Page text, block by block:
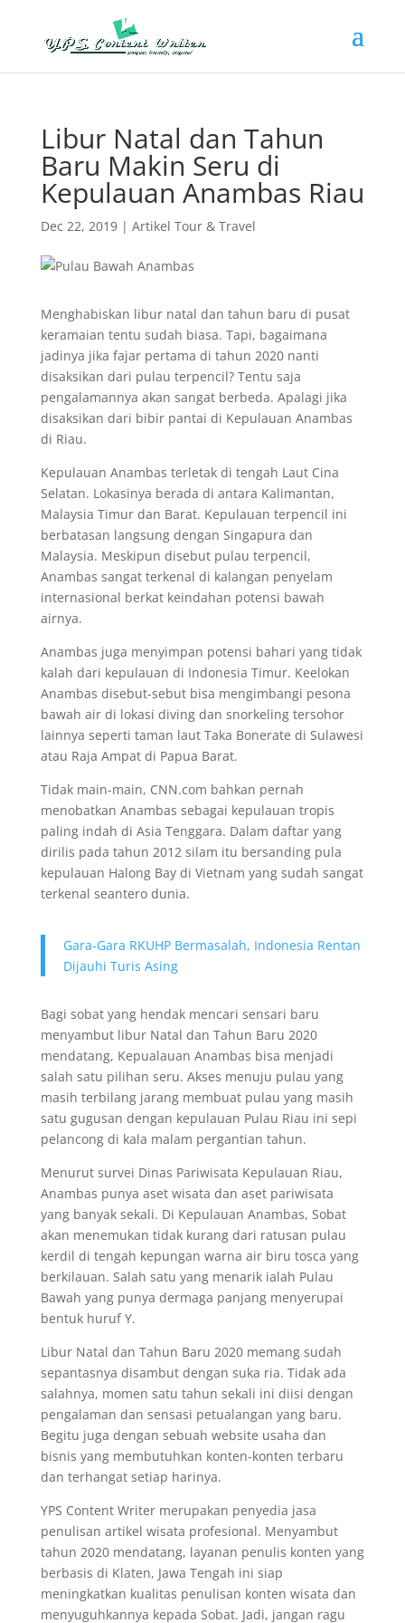
Libur Natal dan Tahun
Baru Makin Seru di
Kepulauan Anambas Riau
Dec 22, 2019| Artikel Tour & Travel
Menghabiskan libur natal dan tahun baru di pusat
keramaian tentu sudah biasa. Tapi, bagaimana
jadinya jika fajar pertama di tahun 2020 nanti
disaksikan dari pulau terpencil? Tentu saja
pengalamannya akan sangat berbeda. Apalagi jika
disaksikan dari bibir pantai di Kepulauan Anambas
di Riau.
Kepulauan Anambas terletak di tengah Laut Cina
Selatan. Lokasinya berada di antara Kalimantan,
Malaysia Timur dan Barat. Kepulauan terpencil ini
berbatasan langsung dengan Singapura dan
Malaysia. Meskipun disebut pulau terpencil,
Anambas sangat terkenal di kalangan penyelam
internasional berkat keindahan potensi bawah
airnya.
Anambas juga menyimpan potensi bahari yang tidak
kalah dari kepulauan di Indonesia Timur. Keelokan
Anambas disebut-sebut bisa mengimbangi pesona
bawah air di lokasi diving dan snorkeling tersohor
lainnya seperti taman laut Taka Bonerate di Sulawesi
atau Raja Ampat di Papua Barat.
Tidak main-main, CNN.com bahkan pernah
menobatkan Anambas sebagai kepulauan tropis
paling indah di Asia Tenggara. Dalam daftar yang
dirilis pada tahun 2012 silam itu bersanding pula
kepulauan Halong Bay di Vietnam yang sudah sangat
terkenal seantero dunia.
Gara-Gara RKUHP Bermasalah, Indonesia Rentan
Dijauhi Turis Asing
Bagi sobat yang hendak mencari sensari baru
menyambut libur Natal dan Tahun Baru 2020
mendatang, Kepualauan Anambas bisa menjadi
salah satu pilihan seru. Akses menuju pulau yang
masih terbilang jarang membuat pulau yang masih
satu gugusan dengan kepulauan Pulau Riau ini sepi
pelancong di kala malam pergantian tahun.
Menurut survei Dinas Pariwisata Kepulauan Riau,
Anambas punya aset wisata dan aset pariwisata
yang banyak sekali. Di Kepulauan Anambas, Sobat
akan menemukan tidak kurang dari ratusan pulau
kerdil di tengah kepungan warna air biru tosca yang
berkilauan. Salah satu yang menarik ialah Pulau
Bawah yang punya dermaga panjang menyerupai
bentuk huruf Y.
Libur Natal dan Tahun Baru 2020 memang sudah
sepantasnya disambut dengan suka ria. Tidak ada
salahnya, momen satu tahun sekali ini diisi dengan
pengalaman dan sensasi petualangan yang baru.
Begitu juga dengan sebuah website usaha dan
bisnis yang membutuhkan konten-konten terbaru
dan terhangat setiap harinya.
YPS Content Writer merupakan penyedia jasa
penulisan artikel wisata profesional. Menyambut
tahun 2020 mendatang, layanan penulis konten yang
berbasis di Klaten, Jawa Tengah ini siap
meningkatkan kualitas penulisan konten wisata dan
menyuguhkannya kepada Sobat. Jadi, jangan ragu